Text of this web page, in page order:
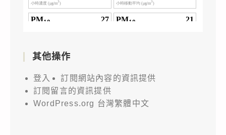
其他操作
登入
訂閱網站內容的資訊提供
訂閱留言的資訊提供
WordPress.org 台灣繁體中文